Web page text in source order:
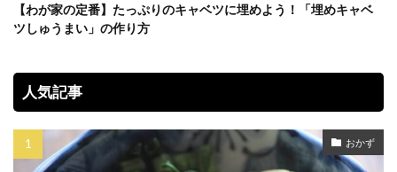
【わが家の定番】たっぷりのキャベツに埋めよう！「埋めキャベ
ツしゅうまい」の作り方
人気記事
おかず